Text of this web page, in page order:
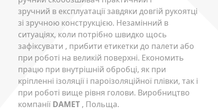
зручний в експлуатації завдяки довгій рукоятці
зі зручною конструкцією. Незамінний в
ситуаціях, коли потрібно швидко щось
зафіксувати , прибити етикетки до палети або
при роботі на великій поверхні. Економить
працю при внутрішній обробці, як при
кріпленні ізоляції і пароізоляційної плівки, так і
при роботі вище рівня голови. Виробництво
компанії DAMET , Польща.